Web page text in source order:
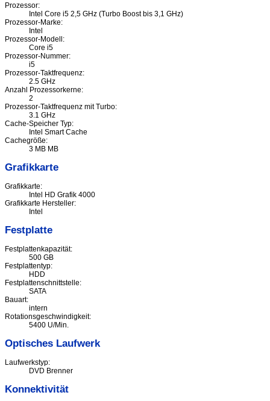
Prozessor:
Intel Core i5 2,5 GHz (Turbo Boost bis 3,1 GHz)
Prozessor-Marke:
Intel
Prozessor-Modell:
Core i5
Prozessor-Nummer:
i5
Prozessor-Taktfrequenz:
2.5 GHz
Anzahl Prozessorkerne:
2
Prozessor-Taktfrequenz mit Turbo:
3.1 GHz
Cache-Speicher Typ:
Intel Smart Cache
Cachegröße:
3 MB MB
Grafikkarte
Grafikkarte:
Intel HD Grafik 4000
Grafikkarte Hersteller:
Intel
Festplatte
Festplattenkapazität:
500 GB
Festplattentyp:
HDD
Festplattenschnittstelle:
SATA
Bauart:
intern
Rotationsgeschwindigkeit:
5400 U/Min.
Optisches Laufwerk
Laufwerkstyp:
DVD Brenner
Konnektivität